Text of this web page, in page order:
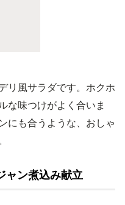
リ風サラダです。ホクホ
な味つけがよく合いま
にも合うような、おしゃ
ャン煮込み献立